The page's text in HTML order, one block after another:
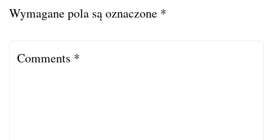
Wymagane pola są oznaczone *